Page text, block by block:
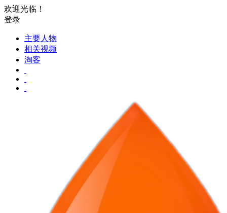
欢迎光临！
登录
主要人物
相关视频
淘客